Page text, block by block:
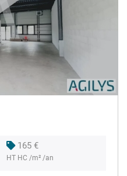
165 €
HT HC /m² /an